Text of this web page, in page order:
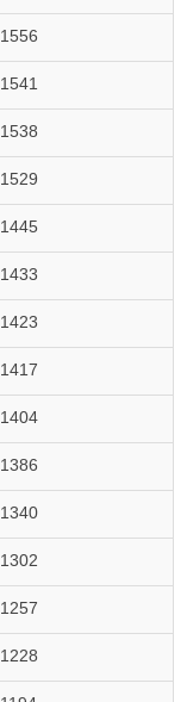
1556
1541
1538
1529
1445
1433
1423
1417
1404
1386
1340
1302
1257
1228